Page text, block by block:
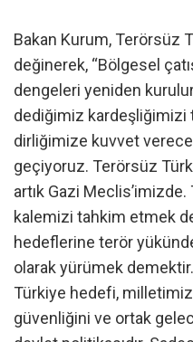
Bakan Kurum, Terörsüz
değinerek, “Bölgesel
dengeleri yeniden
dediğimiz kardeşliğimizi
dirliğimize kuvvet
geçiyoruz. Terörsüz
artık Gazi
kalemizi tahkim etmek
hedeflerine terör
olarak yürümek
Türkiye hedefi,
güvenliğini ve ortak